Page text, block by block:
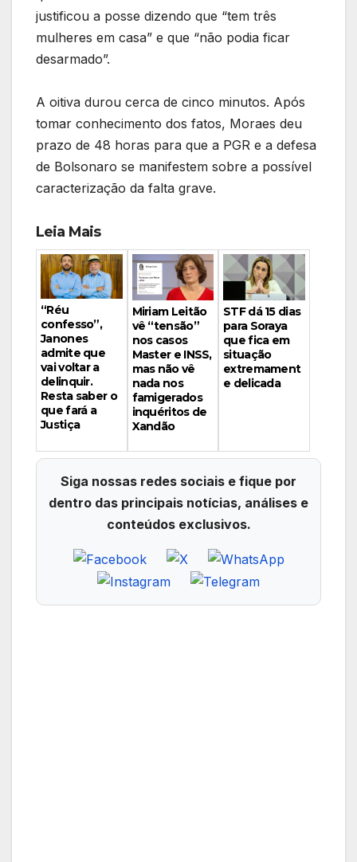
justificou a posse dizendo que “tem três
mulheres em casa” e que “não podia ficar
desarmado”.
A oitiva durou cerca de cinco minutos. Após
tomar conhecimento dos fatos, Moraes deu
prazo de 48 horas para que a PGR e a defesa
de Bolsonaro se manifestem sobre a possível
caracterização da falta grave.
Leia Mais
“Réu
confesso”,
Janones
admite que
vai voltar a
delinquir.
Resta saber o
que fará a
Justiça
Miriam Leitão
vê “tensão”
nos casos
Master e INSS,
mas não vê
nada nos
famigerados
inquéritos de
Xandão
STF dá 15 dias
para Soraya
que fica em
situação
extremament
e delicada
Siga nossas redes sociais e fique por
dentro das principais notícias, análises e
conteúdos exclusivos.